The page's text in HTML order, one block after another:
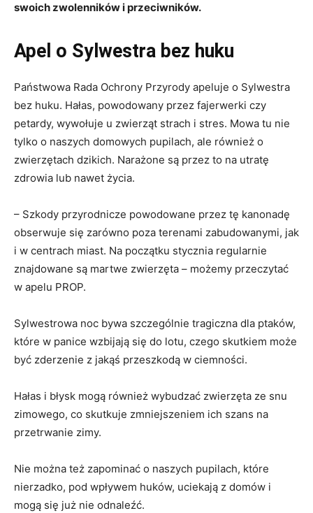
swoich zwolenników i przeciwników.
Apel o Sylwestra bez huku
Państwowa Rada Ochrony Przyrody apeluje o Sylwestra
bez huku. Hałas, powodowany przez fajerwerki czy
petardy, wywołuje u zwierząt strach i stres. Mowa tu nie
tylko o naszych domowych pupilach, ale również o
zwierzętach dzikich. Narażone są przez to na utratę
zdrowia lub nawet życia.
– Szkody przyrodnicze powodowane przez tę kanonadę
obserwuje się zarówno poza terenami zabudowanymi, jak
i w centrach miast. Na początku stycznia regularnie
znajdowane są martwe zwierzęta – możemy przeczytać
w apelu PROP.
Sylwestrowa noc bywa szczególnie tragiczna dla ptaków,
które w panice wzbijają się do lotu, czego skutkiem może
być zderzenie z jakąś przeszkodą w ciemności.
Hałas i błysk mogą również wybudzać zwierzęta ze snu
zimowego, co skutkuje zmniejszeniem ich szans na
przetrwanie zimy.
Nie można też zapominać o naszych pupilach, które
nierzadko, pod wpływem huków, uciekają z domów i
mogą się już nie odnaleźć.